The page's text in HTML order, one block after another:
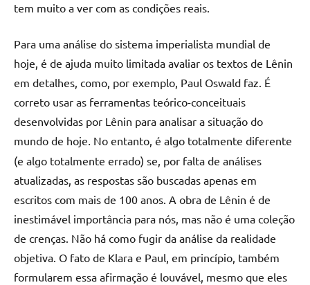
tem muito a ver com as condições reais.
Para uma análise do sistema imperialista mundial de
hoje, é de ajuda muito limitada avaliar os textos de Lênin
em detalhes, como, por exemplo, Paul Oswald faz. É
correto usar as ferramentas teórico-conceituais
desenvolvidas por Lênin para analisar a situação do
mundo de hoje. No entanto, é algo totalmente diferente
(e algo totalmente errado) se, por falta de análises
atualizadas, as respostas são buscadas apenas em
escritos com mais de 100 anos. A obra de Lênin é de
inestimável importância para nós, mas não é uma coleção
de crenças. Não há como fugir da análise da realidade
objetiva. O fato de Klara e Paul, em princípio, também
formularem essa afirmação é louvável, mesmo que eles